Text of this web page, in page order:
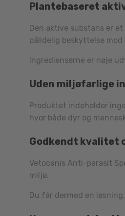
Plantebaseret
Den aktive substans er
pålidelig beskyttelse mod
Ingredienserne er nøje
Uden miljøfarlige
Produktet indeholder
hvor både dyr og
Godkendt kvalitet
Vetocanis Anti-parasit
miljø.
Du får dermed en